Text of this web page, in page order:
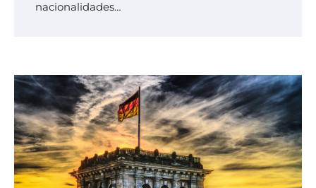
nacionalidades…